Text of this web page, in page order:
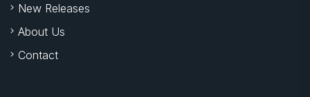
New Releases
About Us
Contact